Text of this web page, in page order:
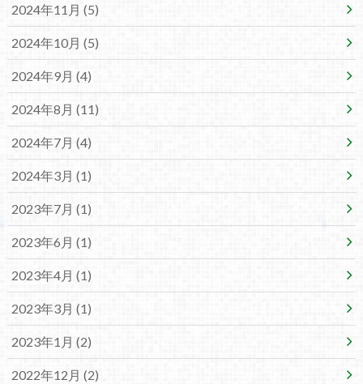
2024年11月 (5)
2024年10月 (5)
2024年9月 (4)
2024年8月 (11)
2024年7月 (4)
2024年3月 (1)
2023年7月 (1)
2023年6月 (1)
2023年4月 (1)
2023年3月 (1)
2023年1月 (2)
2022年12月 (2)